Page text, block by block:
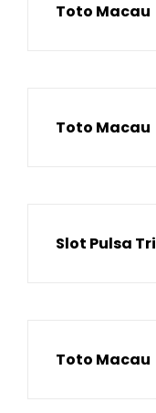
Toto Macau
Toto Macau
Slot Pulsa Tri
Toto Macau